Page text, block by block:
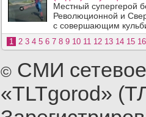
Местный супергерой
Революционной и
с совершающим
1 2 3 4 5 6 7 8 9 10 11 12 13 14 15 16
© СМИ
«TLTgorod»